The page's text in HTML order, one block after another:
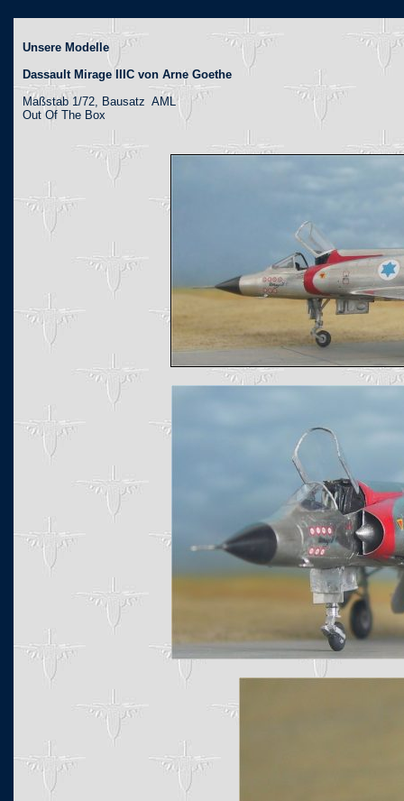
Unsere Modelle
Dassault Mirage IIIC von Arne Goethe
Maßstab 1/72, Bausatz AML
Out Of The Box